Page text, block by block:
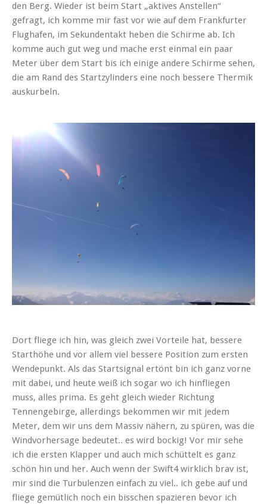
den Berg. Wieder ist beim Start „aktives Anstellen“
gefragt, ich komme mir fast vor wie auf dem Frankfurter
Flughafen, im Sekundentakt heben die Schirme ab. Ich
komme auch gut weg und mache erst einmal ein paar
Meter über dem Start bis ich einige andere Schirme sehen,
die am Rand des Startzylinders eine noch bessere Thermik
auskurbeln.
Dort fliege ich hin, was gleich zwei Vorteile hat, bessere
Starthöhe und vor allem viel bessere Position zum ersten
Wendepunkt. Als das Startsignal ertönt bin ich ganz vorne
mit dabei, und heute weiß ich sogar wo ich hinfliegen
muss, alles prima. Es geht gleich wieder Richtung
Tennengebirge, allerdings bekommen wir mit jedem
Meter, dem wir uns dem Massiv nähern, zu spüren, was die
Windvorhersage bedeutet.. es wird bockig! Vor mir sehe
ich die ersten Klapper und auch mich schüttelt es ganz
schön hin und her. Auch wenn der Swift4 wirklich brav ist,
mir sind die Turbulenzen einfach zu viel.. ich gebe auf und
fliege gemütlich noch ein bisschen spazieren bevor ich